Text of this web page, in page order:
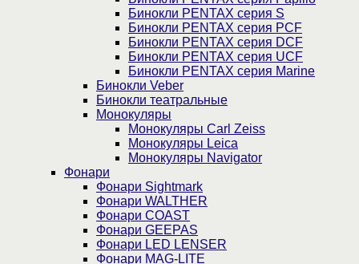
Бинокли PENTAX серия S
Бинокли PENTAX серия PCF
Бинокли PENTAX серия DCF
Бинокли PENTAX серия UCF
Бинокли PENTAX серия Marine
Бинокли Veber
Бинокли театральные
Монокуляры
Монокуляры Carl Zeiss
Монокуляры Leica
Монокуляры Navigator
Фонари
Фонари Sightmark
Фонари WALTHER
Фонари COAST
Фонари GEEPAS
Фонари LED LENSER
Фонари MAG-LITE